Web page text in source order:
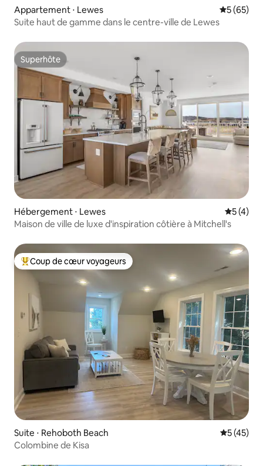
Appartement ⋅ Lewes
5 (65)
Suite haut de gamme dans le centre-ville de Lewes
Superhôte
Superhôte
Hébergement ⋅ Lewes
5 (4)
Maison de ville de luxe d'inspiration côtière à Mitchell's
Coups de cœur voyageurs les plus appréciés
Coup de cœur voyageurs
Suite ⋅ Rehoboth Beach
5 (45)
Colombine de Kisa